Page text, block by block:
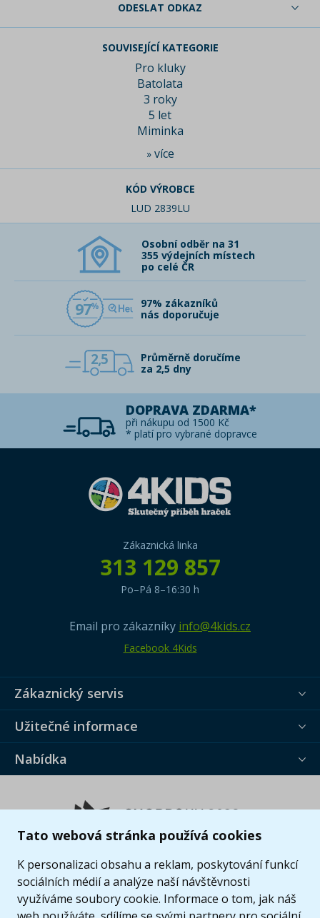
Tato webová stránka používá cookies
K personalizaci obsahu a reklam, poskytování funkcí
sociálních médií a analýze naší návštěvnosti
využíváme soubory cookie. Informace o tom, jak náš
ODESLAT ODKAZ
SOUVISEJÍCÍ KATEGORIE
Pro kluky
Batolata
3 roky
5 let
Miminka
» více
KÓD VÝROBCE
LUD 2839LU
Osobní odběr na 31
355 výdejních místech
po celé ČR
97
97% zákazníků
nás doporučuje
2,5
Průměrně doručíme
za 2,5 dny
DOPRAVA ZDARMA*
při nákupu od 1500 Kč
* platí pro vybrané dopravce
Zákaznická linka
313 129 857
Po–Pá 8–16:30 h
Email pro zákazníky info@4kids.cz
Facebook 4Kids
Zákaznický servis
Užitečné informace
Nabídka